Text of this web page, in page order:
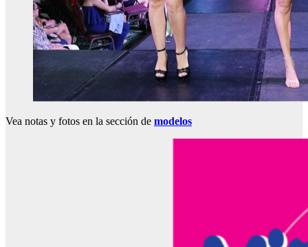
Vea notas y fotos en la sección de modelos